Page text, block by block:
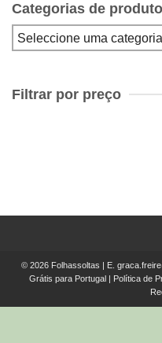
Categorias de produto
Filtrar por preço
© 2026 Folhassoltas | E.
Grátis para Portugal
Política de